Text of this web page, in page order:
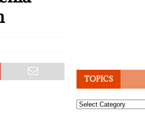
TOPICS
Topics